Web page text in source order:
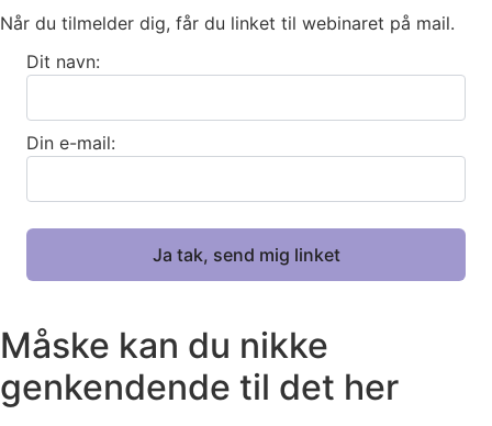
Når du tilmelder dig, får du linket til webinaret på mail.
Dit navn:
Din e-mail:
Måske kan du nikke
genkendende til det her